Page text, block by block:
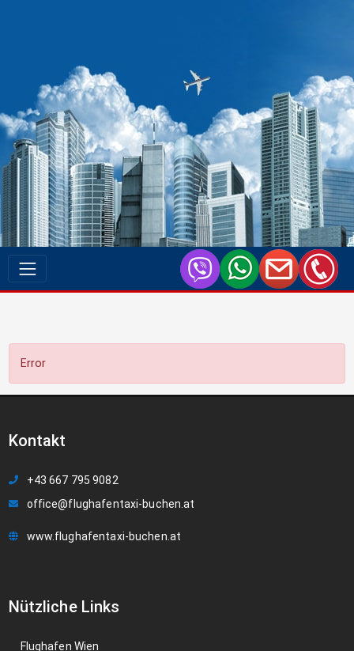
Error
Kontakt
+43 667 795 9082
office@flughafentaxi-buchen.at
www.flughafentaxi-buchen.at
Nützliche Links
Flughafen Wien